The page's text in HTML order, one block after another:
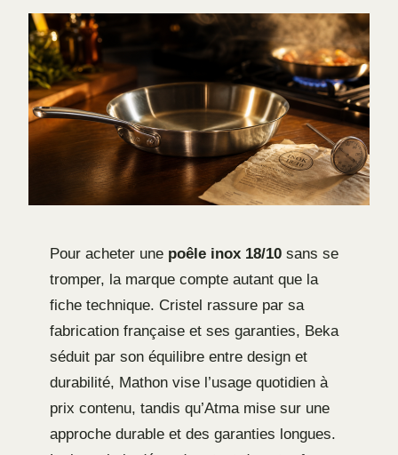
Pour acheter une poêle inox 18/10 sans se
tromper, la marque compte autant que la
fiche technique. Cristel rassure par sa
fabrication française et ses garanties, Beka
séduit par son équilibre entre design et
durabilité, Mathon vise l’usage quotidien à
prix contenu, tandis qu’Atma mise sur une
approche durable et des garanties longues.